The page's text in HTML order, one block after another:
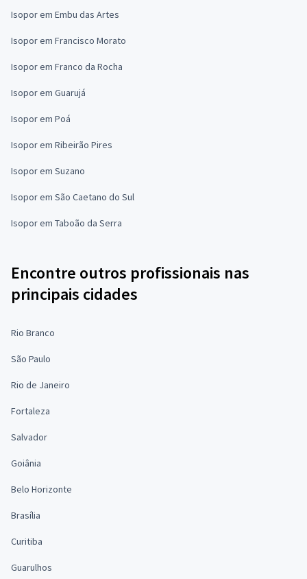
Isopor em Embu das Artes
Isopor em Francisco Morato
Isopor em Franco da Rocha
Isopor em Guarujá
Isopor em Poá
Isopor em Ribeirão Pires
Isopor em Suzano
Isopor em São Caetano do Sul
Isopor em Taboão da Serra
Encontre outros profissionais nas
principais cidades
Rio Branco
São Paulo
Rio de Janeiro
Fortaleza
Salvador
Goiânia
Belo Horizonte
Brasília
Curitiba
Guarulhos